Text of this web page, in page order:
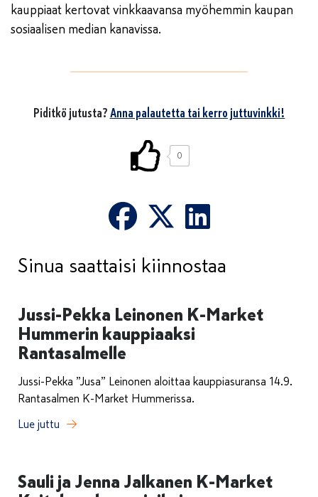
kauppiaat kertovat vinkkaavansa myöhemmin kaupan
sosiaalisen median kanavissa.
Piditkö jutusta?Anna palautetta tai kerro juttuvinkki!
0
Sinua saattaisi kiinnostaa
Jussi-Pekka Leinonen K-Market
Hummerin kauppiaaksi
Rantasalmelle
Jussi-Pekka ”Jusa” Leinonen aloittaa kauppiasuransa 14.9.
Rantasalmen K-Market Hummerissa.
Lue juttu
Sauli ja Jenna Jalkanen K-Market